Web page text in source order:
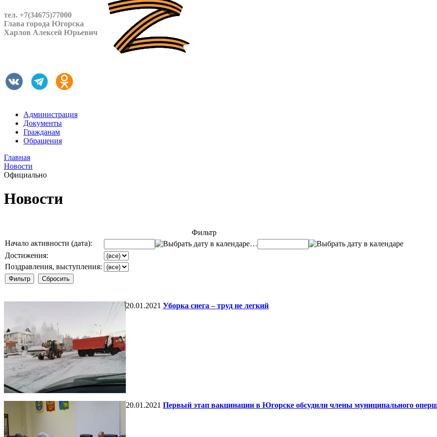
тел. +7(34675)77000
Глава города Югорска
Харлов Алексей Юрьевич
Администрация
Документы
Гражданам
Обращения
Главная
Новости
Официально
Новости
Фильтр
Начало активности (дата):
…
Достижения:
Поздравления, выступления:
20.01.2021 Уборка снега – труд не легкий
20.01.2021 Первый этап вакцинации в Югорске обсудили члены муниципального